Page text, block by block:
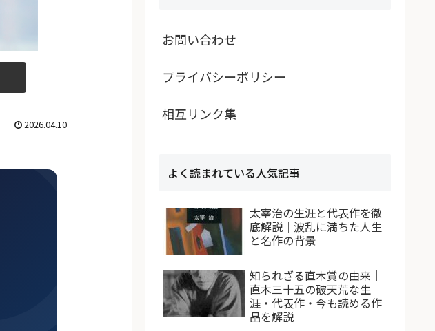
2026.04.10
お問い合わせ
プライバシーポリシー
相互リンク集
よく読まれている人気記事
太宰治の生涯と代表作を徹
底解説｜波乱に満ちた人生
と名作の背景
知られざる直木賞の由来｜
直木三十五の破天荒な生
涯・代表作・今も読める作
品を解説